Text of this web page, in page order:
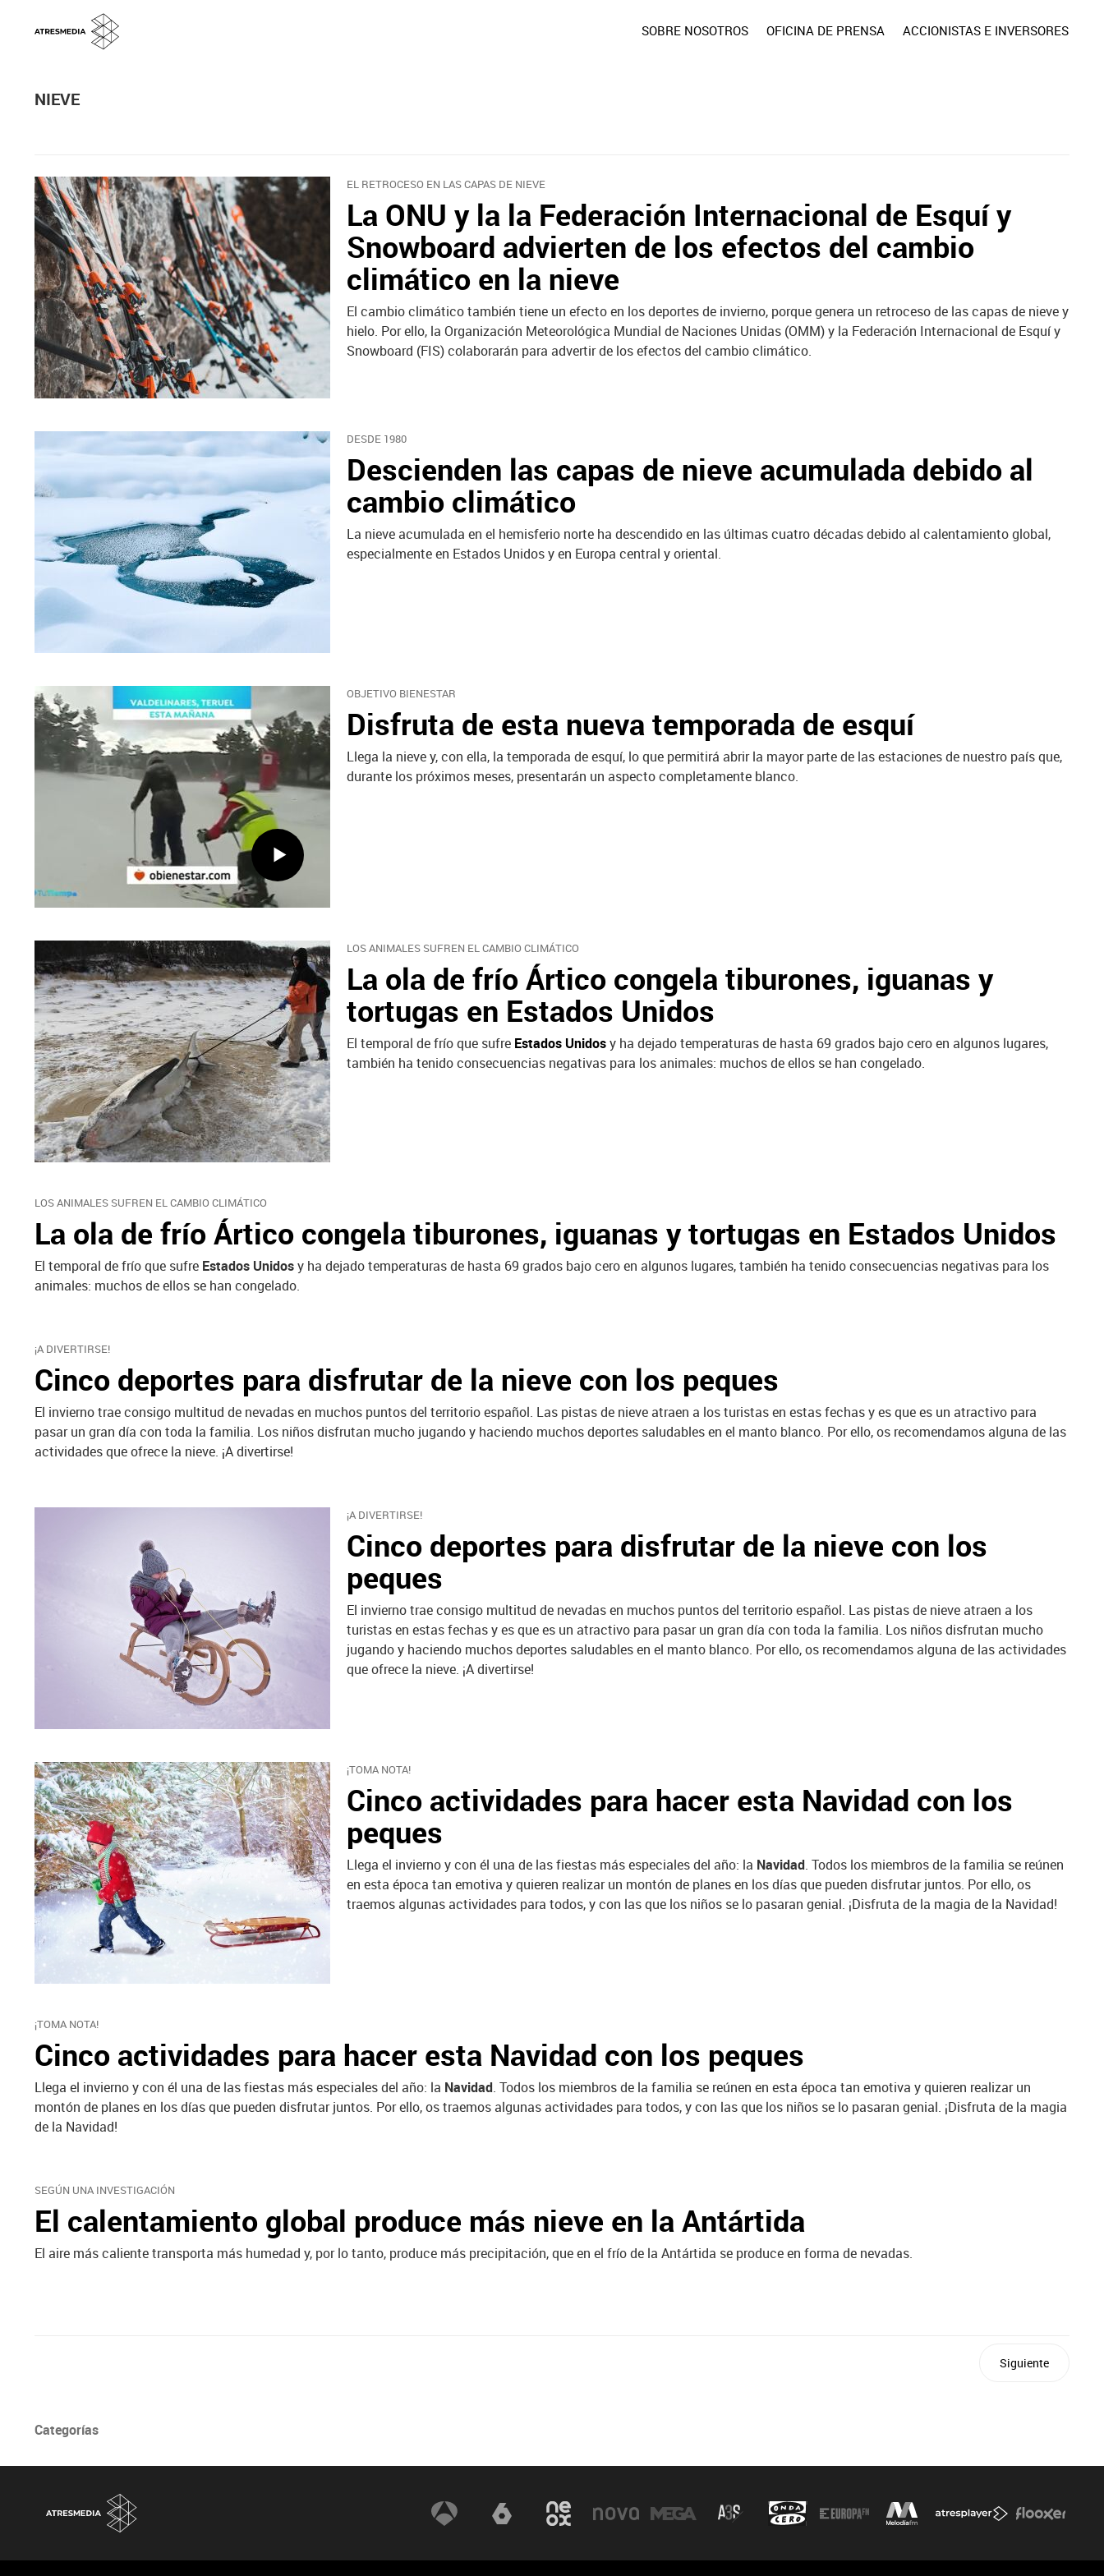
SOBRE NOSOTROS OFICINA DE PRENSA ACCIONISTAS E INVERSORES
NIEVE
EL RETROCESO EN LAS CAPAS DE NIEVE
La ONU y la la Federación Internacional de Esquí y
Snowboard advierten de los efectos del cambio
climático en la nieve
El cambio climático también tiene un efecto en los deportes de invierno, porque genera un retroceso de las capas de nieve y
hielo. Por ello, la Organización Meteorológica Mundial de Naciones Unidas (OMM) y la Federación Internacional de Esquí y
Snowboard (FIS) colaborarán para advertir de los efectos del cambio climático.
DESDE 1980
Descienden las capas de nieve acumulada debido al
cambio climático
La nieve acumulada en el hemisferio norte ha descendido en las últimas cuatro décadas debido al calentamiento global,
especialmente en Estados Unidos y en Europa central y oriental.
OBJETIVO BIENESTAR
Disfruta de esta nueva temporada de esquí
Llega la nieve y, con ella, la temporada de esquí, lo que permitirá abrir la mayor parte de las estaciones de nuestro país que,
durante los próximos meses, presentarán un aspecto completamente blanco.
LOS ANIMALES SUFREN EL CAMBIO CLIMÁTICO
La ola de frío Ártico congela tiburones, iguanas y
tortugas en Estados Unidos
El temporal de frío que sufre Estados Unidosy ha dejado temperaturas de hasta 69 grados bajo cero en algunos lugares,
también ha tenido consecuencias negativas para los animales: muchos de ellos se han congelado.
LOS ANIMALES SUFREN EL CAMBIO CLIMÁTICO
La ola de frío Ártico congela tiburones, iguanas y tortugas en Estados Unidos
El temporal de frío que sufre Estados Unidosy ha dejado temperaturas de hasta 69 grados bajo cero en algunos lugares, también ha tenido consecuencias negativas para los
animales: muchos de ellos se han congelado.
¡A DIVERTIRSE!
Cinco deportes para disfrutar de la nieve con los peques
El invierno trae consigo multitud de nevadas en muchos puntos del territorio español. Las pistas de nieve atraen a los turistas en estas fechas y es que es un atractivo para
pasar un gran día con toda la familia. Los niños disfrutan mucho jugando y haciendo muchos deportes saludables en el manto blanco. Por ello, os recomendamos alguna de las
actividades que ofrece la nieve. ¡A divertirse!
¡A DIVERTIRSE!
Cinco deportes para disfrutar de la nieve con los
peques
El invierno trae consigo multitud de nevadas en muchos puntos del territorio español. Las pistas de nieve atraen a los
turistas en estas fechas y es que es un atractivo para pasar un gran día con toda la familia. Los niños disfrutan mucho
jugando y haciendo muchos deportes saludables en el manto blanco. Por ello, os recomendamos alguna de las actividades
que ofrece la nieve. ¡A divertirse!
¡TOMA NOTA!
Cinco actividades para hacer esta Navidad con los
peques
Llega el invierno y con él una de las fiestas más especiales del año: la Navidad. Todos los miembros de la familia se reúnen
en esta época tan emotiva y quieren realizar un montón de planes en los días que pueden disfrutar juntos. Por ello, os
traemos algunas actividades para todos, y con las que los niños se lo pasaran genial. ¡Disfruta de la magia de la Navidad!
¡TOMA NOTA!
Cinco actividades para hacer esta Navidad con los peques
Llega el invierno y con él una de las fiestas más especiales del año: la Navidad. Todos los miembros de la familia se reúnen en esta época tan emotiva y quieren realizar un
montón de planes en los días que pueden disfrutar juntos. Por ello, os traemos algunas actividades para todos, y con las que los niños se lo pasaran genial. ¡Disfruta de la magia
de la Navidad!
SEGÚN UNA INVESTIGACIÓN
El calentamiento global produce más nieve en la Antártida
El aire más caliente transporta más humedad y, por lo tanto, produce más precipitación, que en el frío de la Antártida se produce en forma de nevadas.
Siguiente
Categorías